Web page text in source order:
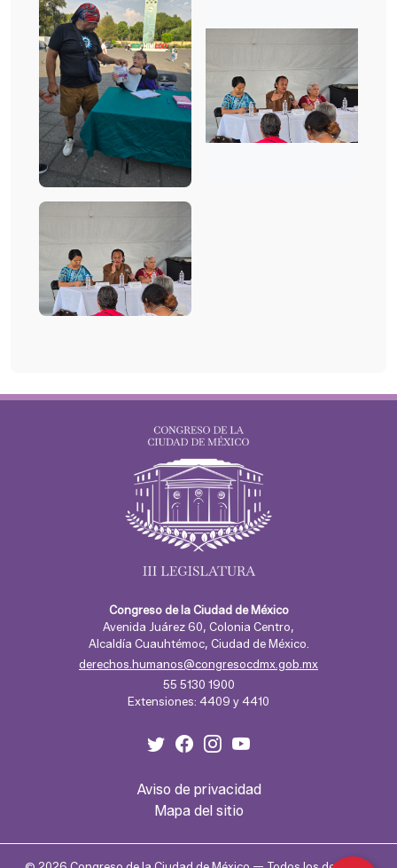
Congreso de la Ciudad de México
Avenida Juárez 60, Colonia Centro,
Alcaldía Cuauhtémoc, Ciudad de México.
Correo electrónico:
derechos.humanos@congresocdmx.gob.mx
Teléfono:
55 5130 1900
Extensiones: 4409 y 4410
Aviso de privacidad
Mapa del sitio